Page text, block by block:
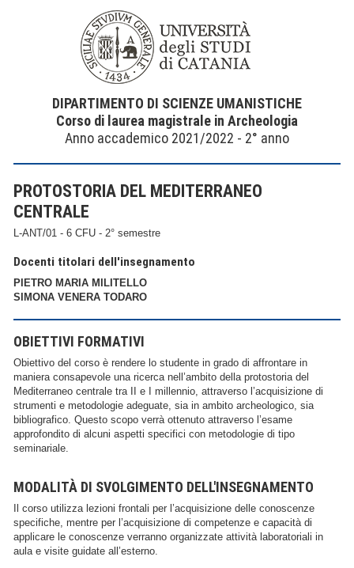
DIPARTIMENTO DI SCIENZE UMANISTICHE
Corso di laurea magistrale in Archeologia
Anno accademico 2021/2022 - 2° anno
PROTOSTORIA DEL MEDITERRANEO
CENTRALE
L-ANT/01 - 6 CFU - 2° semestre
Docenti titolari dell'insegnamento
PIETRO MARIA MILITELLO
SIMONA VENERA TODARO
OBIETTIVI FORMATIVI
Obiettivo del corso è rendere lo studente in grado di affrontare in
maniera consapevole una ricerca nell’ambito della protostoria del
Mediterraneo centrale tra II e I millennio, attraverso l’acquisizione di
strumenti e metodologie adeguate, sia in ambito archeologico, sia
bibliografico. Questo scopo verrà ottenuto attraverso l’esame
approfondito di alcuni aspetti specifici con metodologie di tipo
seminariale.
MODALITÀ DI SVOLGIMENTO DELL'INSEGNAMENTO
Il corso utilizza lezioni frontali per l’acquisizione delle conoscenze
specifiche, mentre per l’acquisizione di competenze e capacità di
applicare le conoscenze verranno organizzate attività laboratoriali in
aula e visite guidate all’esterno.